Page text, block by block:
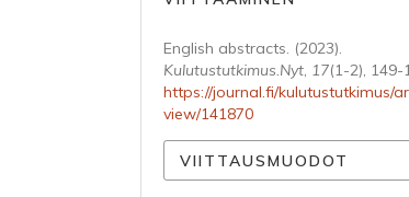
English abstracts. (2023).
Kulutustutkimus.Nyt, 17(1-2), 149-
https://journal.fi/kulutustutkimus/
view/141870
VIITTAUSMUODOT